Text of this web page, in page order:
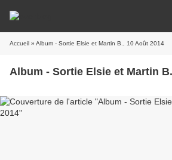
Accueil » Album - Sortie Elsie et Martin B., 10 Août 2014
Album - Sortie Elsie et Martin